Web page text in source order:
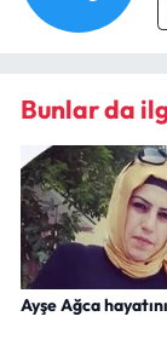
Bunlar da
Ayşe Ağca